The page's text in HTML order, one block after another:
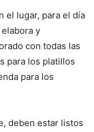
el lugar, para el día
y
con todas las
para los platillos
para los
deben estar listos